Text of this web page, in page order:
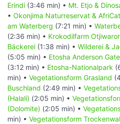
Erindi (3:46 min) • Mt. Etjo &
• Okonjima Naturreservat & AfriCat
am Waterberg (7:21 min) •
(2:36 min) • Krokodilfarm
Bäckerei (1:38 min) • Wilderei &
(5:05 min) • Etosha Anderson
(3:12 min) • Etosha-Nationalpark
min) • Vegetationsform Grasland
Buschland (2:49 min) •
(Halali) (2:05 min) •
(Dolomite) (2:05 min) •
min) • Vegetationsform